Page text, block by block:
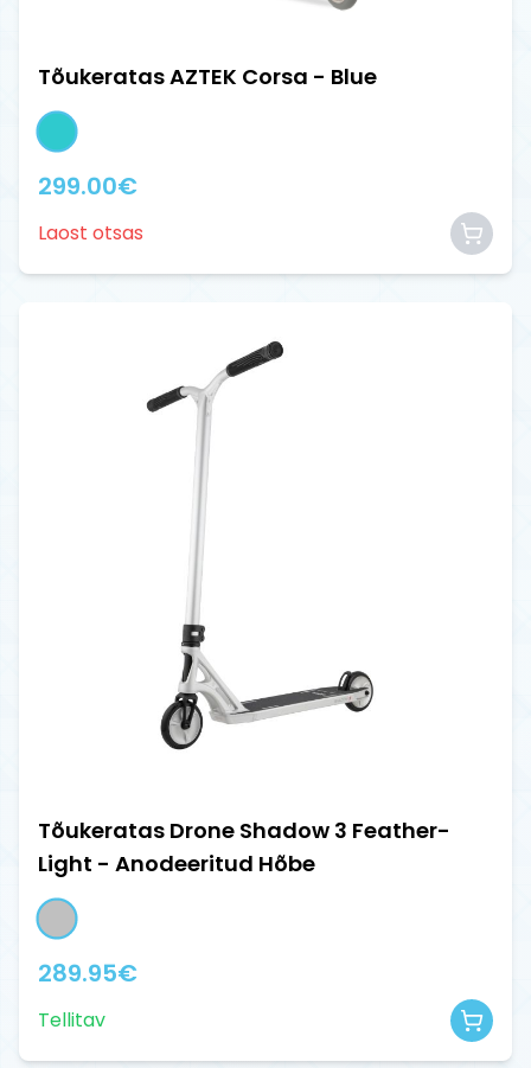
Tõukeratas AZTEK Corsa - Blue
299.00€
Laost otsas
Tõukeratas Drone Shadow 3 Feather-
Light - Anodeeritud Hõbe
289.95€
Tellitav